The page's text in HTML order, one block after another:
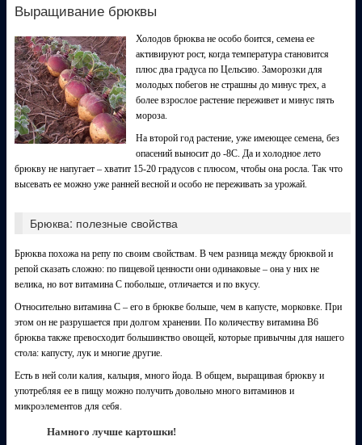
Выращивание брюквы
Холодов брюква не особо боится, семена ее
активируют рост, когда температура становится
плюс два градуса по Цельсию. Заморозки для
молодых побегов не страшны до минус трех, а
более взрослое растение переживет и минус пять
мороза.
На второй год растение, уже имеющее семена, без
опасений выносит до -8С. Да и холодное лето
брюкву не напугает – хватит 15-20 градусов с плюсом, чтобы она росла. Так что
высевать ее можно уже ранней весной и особо не переживать за урожай.
Брюква: полезные свойства
Брюква похожа на репу по своим свойствам. В чем разница между брюквой и
репой сказать сложно: по пищевой ценности они одинаковые – она у них не
велика, но вот витамина С побольше, отличается и по вкусу.
Относительно витамина С – его в брюкве больше, чем в капусте, морковке. При
этом он не разрушается при долгом хранении. По количеству витамина B6
брюква также превосходит большинство овощей, которые привычны для нашего
стола: капусту, лук и многие другие.
Есть в ней соли калия, кальция, много йода. В общем, выращивая брюкву и
употребляя ее в пищу можно получить довольно много витаминов и
микроэлементов для себя.
Намного лучше картошки!